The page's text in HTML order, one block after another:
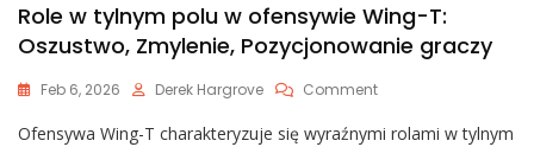
Role w tylnym polu w ofensywie Wing-T:
Oszustwo, Zmylenie, Pozycjonowanie graczy
Feb 6, 2026 Derek Hargrove CommentOn
W
Ofensywa Wing-T charakteryzuje się wyraźnymi rolami w tylnym